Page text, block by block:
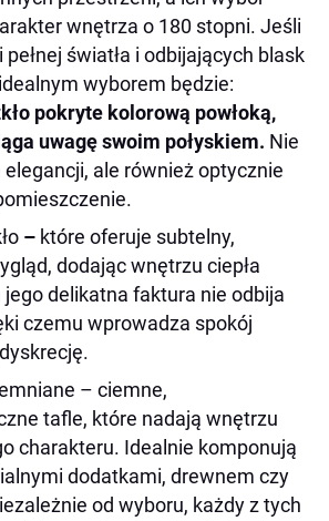
wnętrza o 180 stopni. Jeśli
światła i odbijających blask
wyborem będzie:
pokryte kolorową powłoką,
uwagę swoim połyskiem. Nie
ale również optycznie
– które oferuje subtelny,
dodając wnętrzu ciepła
jego delikatna faktura nie odbija
czemu wprowadza spokój
– ciemne,
tafle, które nadają wnętrzu
charakteru. Idealnie komponują
dodatkami, drewnem czy
od wyboru, każdy z tych